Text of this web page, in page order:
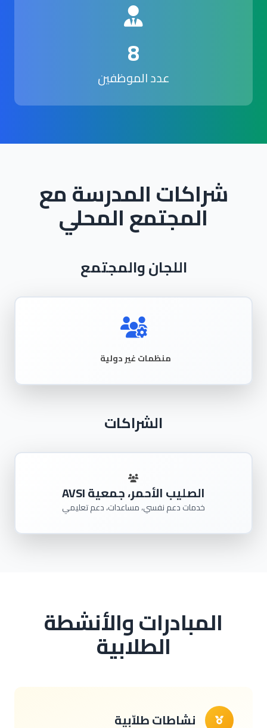
8
عدد الموظفين
شراكات المدرسة مع
المجتمع المحلي
اللجان والمجتمع
منظمات غير دولية
الشراكات
الصليب الأحمر، جمعية AVSI
خدمات دعم نفسي، مساعدات، دعم تعليمي
المبادرات والأنشطة
الطلابية
نشاطات طلاّبية